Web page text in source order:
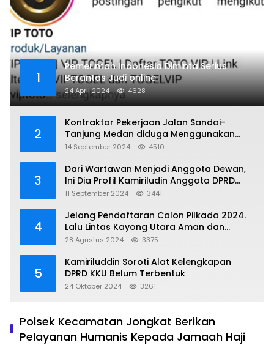
1
Pemerintah Indonesia Diminta Serius
Berantas Judi online
24 April 2024 4628
2
Kontraktor Pekerjaan Jalan Sandai-
Tanjung Medan diduga Menggunakan
Matrial Tanah tak Berizin Resmi
14 September 2024 4510
3
Dari Wartawan Menjadi Anggota Dewan,
Ini Dia Profil Kamiriludin Anggota DPRD
Dapil 1 KKU
11 September 2024 3441
4
Jelang Pendaftaran Calon Pilkada 2024.
Lalu Lintas Kayong Utara Aman dan
Kondusif
28 Agustus 2024 3375
5
Kamiriluddin Soroti Alat Kelengkapan
DPRD KKU Belum Terbentuk
24 Oktober 2024 3261
Polsek Kecamatan Jongkat Berikan
Pelayanan Humanis Kepada Jamaah Haji